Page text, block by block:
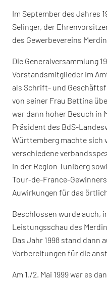
Im September des Jahres
Selinger, der
des Gewerbevereins
Die Generalversammlung
Vorstandsmitglieder im
als Schrift- und
von seiner Frau Bettina
war dann hoher Besuch in
Präsident des BdS-
Württemberg machte sich
verschiedene
in der Region Tuniberg
Tour-de-France-
Auwirkungen für das
Beschlossen wurde auch,
Leistungsschau des
Das Jahr 1998 stand dann
Vorbereitungen für die
Am 1./2. Mai 1999 war es